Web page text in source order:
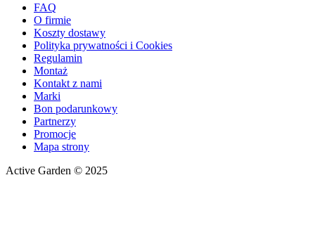
FAQ
O firmie
Koszty dostawy
Polityka prywatności i Cookies
Regulamin
Montaż
Kontakt z nami
Marki
Bon podarunkowy
Partnerzy
Promocje
Mapa strony
Active Garden © 2025